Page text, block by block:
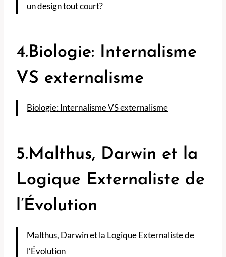
un design tout court?
4.Biologie: Internalisme
VS externalisme
Biologie: Internalisme VS externalisme
5.Malthus, Darwin et la
Logique Externaliste de
l’Évolution
Malthus, Darwin et la Logique Externaliste de
l’Évolution